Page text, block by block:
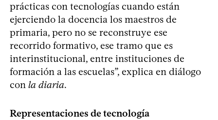
prácticas con tecnologías cuando están
ejerciendo la docencia los maestros de
primaria, pero no se reconstruye ese
recorrido formativo, ese tramo que es
interinstitucional, entre instituciones de
formación a las escuelas”, explica en diálogo
con la diaria.
Representaciones de tecnología